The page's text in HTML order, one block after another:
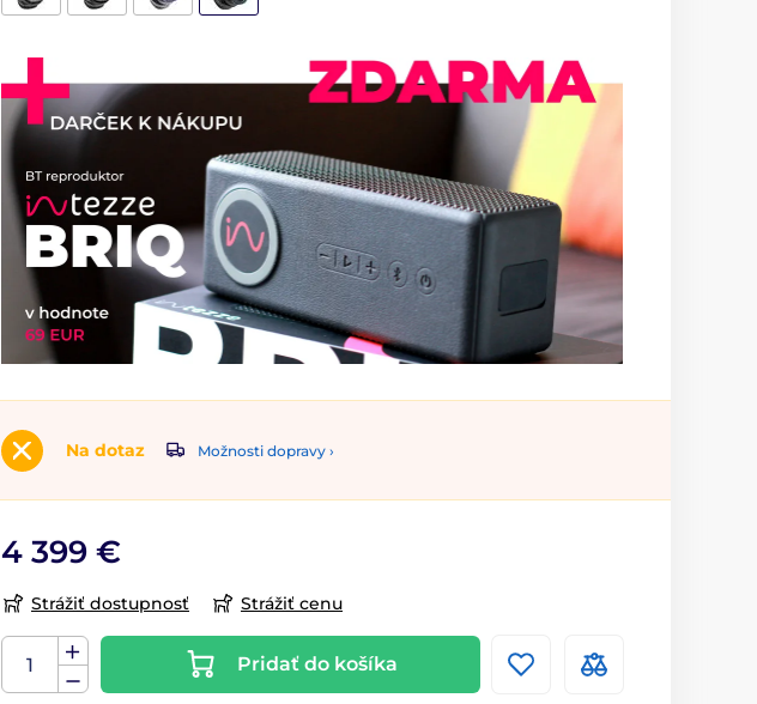
Na dotaz Možnosti dopravy ›
4 399 €
Strážiť dostupnosť Strážiť cenu
Pridať do košíka